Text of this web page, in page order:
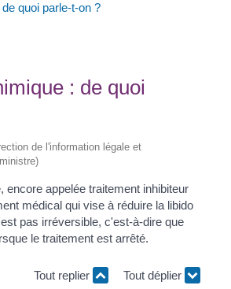
quoi parle-t-on ?
: de quoi
de l'information légale et
encore appelée traitement inhibiteur
médical qui vise à réduire la libido
pas irréversible, c'est-à-dire que
le traitement est arrêté.
Tout replier Tout déplier